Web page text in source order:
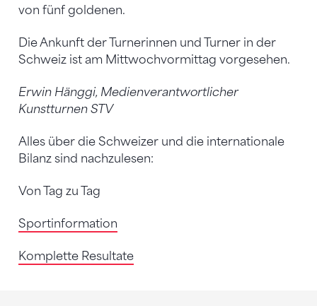
von fünf goldenen.
Die Ankunft der Turnerinnen und Turner in der
Schweiz ist am Mittwochvormittag vorgesehen.
Erwin Hänggi, Medienverantwortlicher
Kunstturnen STV
Alles über die Schweizer und die internationale
Bilanz sind nachzulesen:
Von Tag zu Tag
Sportinformation
Komplette Resultate